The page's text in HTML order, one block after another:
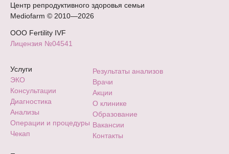
ООО Fertility IVF
Лицензия №04541
Результаты анализов
Врачи
Акции
О клинике
Образование
Вакансии
Контакты
Услуги
ЭКО
Консультации
Диагностика
Анализы
Операции и процедуры
Чекап
Центр репродуктивного здоровья семьи
Mediofarm © 2010—2026